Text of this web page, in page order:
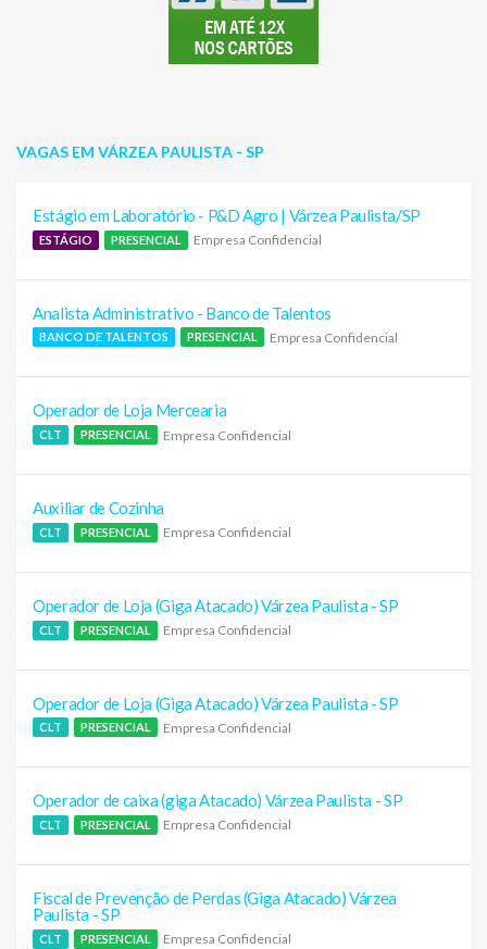
VAGAS EM VÁRZEA PAULISTA - SP
Estágio em Laboratório - P&D Agro | Várzea Paulista/SP
ESTÁGIO PRESENCIAL Empresa Confidencial
Analista Administrativo - Banco de Talentos
BANCO DE TALENTOS PRESENCIAL Empresa Confidencial
Operador de Loja Mercearia
CLT PRESENCIAL Empresa Confidencial
Auxiliar de Cozinha
CLT PRESENCIAL Empresa Confidencial
Operador de Loja (Giga Atacado) Várzea Paulista - SP
CLT PRESENCIAL Empresa Confidencial
Operador de Loja (Giga Atacado) Várzea Paulista - SP
CLT PRESENCIAL Empresa Confidencial
Operador de caixa (giga Atacado) Várzea Paulista - SP
CLT PRESENCIAL Empresa Confidencial
Fiscal de Prevenção de Perdas (Giga Atacado) Várzea
Paulista - SP
CLT PRESENCIAL Empresa Confidencial